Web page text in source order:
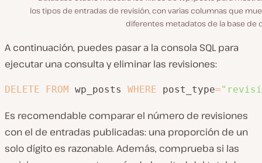
los tipos de entradas de revisión, con varias columnas que
diferentes metadatos de la base de
A continuación, puedes pasar a la consola SQL para
ejecutar una consulta y eliminar las revisiones:
DELETE FROM wp_posts WHERE post_type=
Es recomendable comparar el número de revisiones
con el de entradas publicadas: una proporción de un
solo dígito es razonable. Además, comprueba si las